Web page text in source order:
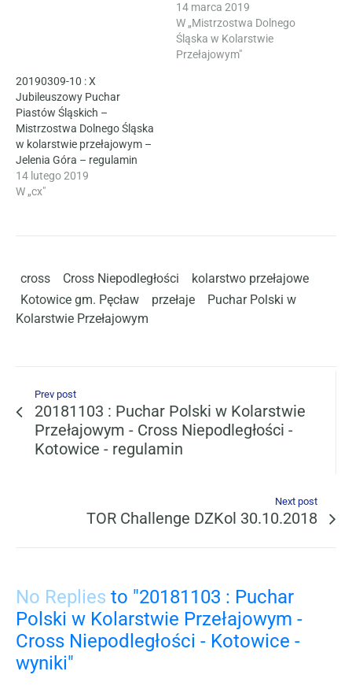
14 marca 2019
W „Mistrzostwa Dolnego
Śląska w Kolarstwie
Przełajowym"
20190309-10 : X
Jubileuszowy Puchar
Piastów Śląskich –
Mistrzostwa Dolnego Śląska
w kolarstwie przełajowym –
Jelenia Góra – regulamin
14 lutego 2019
W „cx"
cross Cross Niepodległości
kolarstwo przełajowe
Kotowice gm. Pęcław
przełaje
Puchar Polski w
Kolarstwie Przełajowym
Prev post
20181103 : Puchar Polski w Kolarstwie
Przełajowym - Cross Niepodległości -
Kotowice - regulamin
Next post
TOR Challenge DZKol 30.10.2018
No Replies to "20181103 : Puchar
Polski w Kolarstwie Przełajowym -
Cross Niepodległości - Kotowice -
wyniki"